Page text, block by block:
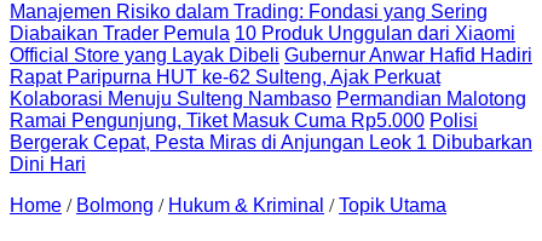
Manajemen Risiko dalam Trading: Fondasi yang Sering
Diabaikan Trader Pemula 10 Produk Unggulan dari Xiaomi
Official Store yang Layak Dibeli Gubernur Anwar Hafid Hadiri
Rapat Paripurna HUT ke-62 Sulteng, Ajak Perkuat
Kolaborasi Menuju Sulteng Nambaso Permandian Malotong
Ramai Pengunjung, Tiket Masuk Cuma Rp5.000 Polisi
Bergerak Cepat, Pesta Miras di Anjungan Leok 1 Dibubarkan
Dini Hari
Home / Bolmong / Hukum & Kriminal /Topik Utama